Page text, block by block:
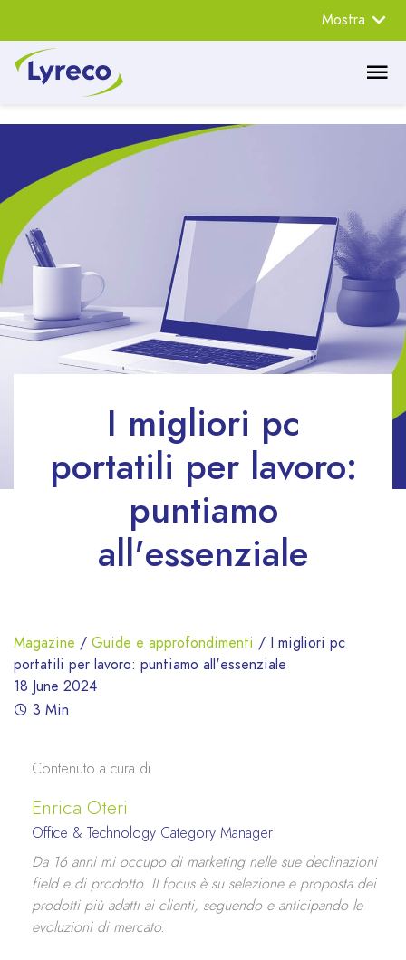
Mostra
Magazine / Guide e approfondimenti /
I migliori pc
portatili per lavoro: puntiamo all'essenziale
18 June 2024
3 Min
I migliori pc
portatili per lavoro:
puntiamo
all'essenziale
Contenuto a cura di
Enrica Oteri
Office & Technology Category Manager
Da 16 anni mi occupo di marketing nelle sue declinazioni
field e di prodotto. Il focus è su selezione e proposta dei
prodotti più adatti ai clienti, seguendo e anticipando le
evoluzioni di mercato.